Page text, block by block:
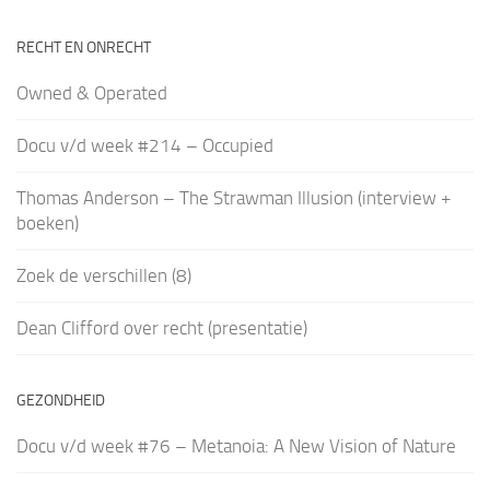
RECHT EN ONRECHT
Owned & Operated
Docu v/d week #214 – Occupied
Thomas Anderson – The Strawman Illusion (interview +
boeken)
Zoek de verschillen (8)
Dean Clifford over recht (presentatie)
GEZONDHEID
Docu v/d week #76 – Metanoia: A New Vision of Nature